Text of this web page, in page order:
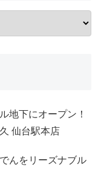
地下にオープン！
仙台駅本店
んをリーズナブル